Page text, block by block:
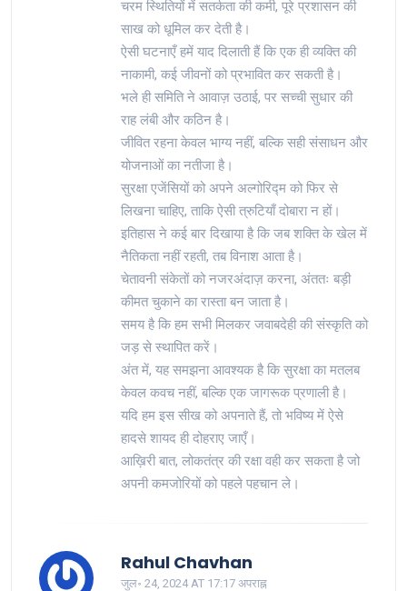
चरम स्थितियों में सतर्कता की कमी, पूरे प्रशासन की
साख को धूमिल कर देती है।
ऐसी घटनाएँ हमें याद दिलाती हैं कि एक ही व्यक्ति की
नाकामी, कई जीवनों को प्रभावित कर सकती है।
भले ही समिति ने आवाज़ उठाई, पर सच्ची सुधार की
राह लंबी और कठिन है।
जीवित रहना केवल भाग्य नहीं, बल्कि सही संसाधन और
योजनाओं का नतीजा है।
सुरक्षा एजेंसियों को अपने अल्गोरिद्म को फिर से
लिखना चाहिए, ताकि ऐसी त्रुटियाँ दोबारा न हों।
इतिहास ने कई बार दिखाया है कि जब शक्ति के खेल में
नैतिकता नहीं रहती, तब विनाश आता है।
चेतावनी संकेतों को नजरअंदाज़ करना, अंततः बड़ी
कीमत चुकाने का रास्ता बन जाता है।
समय है कि हम सभी मिलकर जवाबदेही की संस्कृति को
जड़ से स्थापित करें।
अंत में, यह समझना आवश्यक है कि सुरक्षा का मतलब
केवल कवच नहीं, बल्कि एक जागरूक प्रणाली है।
यदि हम इस सीख को अपनाते हैं, तो भविष्य में ऐसे
हादसे शायद ही दोहराए जाएँ।
आख़िरी बात, लोकतंत्र की रक्षा वही कर सकता है जो
अपनी कमजोरियों को पहले पहचान ले।
Rahul Chavhan
जुल॰ 24, 2024 AT 17:17 अपराह्न